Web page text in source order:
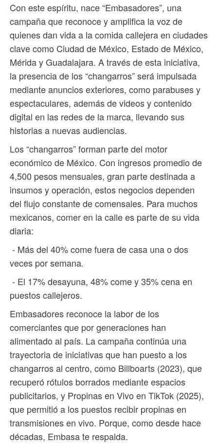
Con este espíritu, nace “Embasadores”, una
campaña que reconoce y amplifica la voz de
quienes dan vida a la comida callejera en ciudades
clave como Ciudad de México, Estado de México,
Mérida y Guadalajara. A través de esta iniciativa,
la presencia de los “changarros” será impulsada
mediante anuncios exteriores, como parabuses y
espectaculares, además de videos y contenido
digital en las redes de la marca, llevando sus
historias a nuevas audiencias.
Los “changarros” forman parte del motor
económico de México. Con ingresos promedio de
4,500 pesos mensuales, gran parte destinada a
insumos y operación, estos negocios dependen
del flujo constante de comensales. Para muchos
mexicanos, comer en la calle es parte de su vida
diaria:
- Más del 40% come fuera de casa una o dos
veces por semana.
- El 17% desayuna, 48% come y 35% cena en
puestos callejeros.
Embasadores reconoce la labor de los
comerciantes que por generaciones han
alimentado al país. La campaña continúa una
trayectoria de iniciativas que han puesto a los
changarros al centro, como Billboarts (2023), que
recuperó rótulos borrados mediante espacios
publicitarios, y Propinas en Vivo en TikTok (2025),
que permitió a los puestos recibir propinas en
transmisiones en vivo. Porque, como desde hace
décadas, Embasa te respalda.